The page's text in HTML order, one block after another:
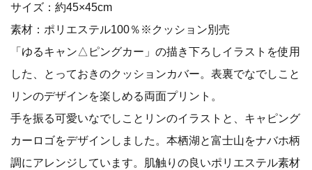
サイズ：約45×45cm
素材：ポリエステル100％※クッション別売
「ゆるキャン△ピングカー」の描き下ろしイラストを使用
した、とっておきのクッションカバー。表裏でなでしこと
リンのデザインを楽しめる両面プリント。
手を振る可愛いなでしことリンのイラストと、キャピング
カーロゴをデザインしました。本栖湖と富士山をナバホ柄
調にアレンジしています。肌触りの良いポリエステル素材